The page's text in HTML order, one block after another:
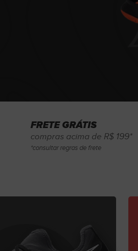
FRETE GRÁTIS
compras acima de R$ 199*
*consultar regras de frete